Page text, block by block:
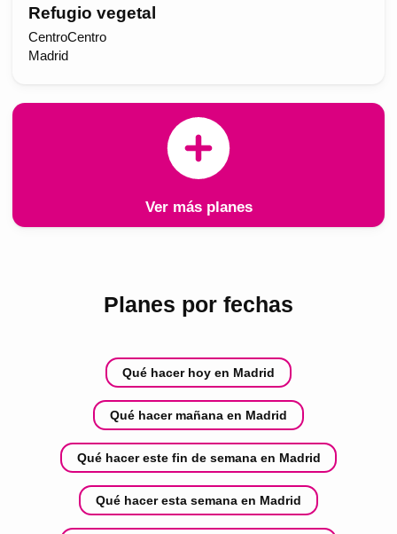
Refugio vegetal
CentroCentro
Madrid
Ver más planes
Planes por fechas
Qué hacer hoy en Madrid
Qué hacer mañana en Madrid
Qué hacer este fin de semana en Madrid
Qué hacer esta semana en Madrid